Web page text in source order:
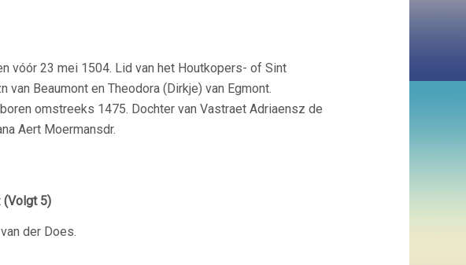
vóór 23 mei 1504. Lid van het Houtkopers- of Sint
Beaumont en Theodora (Dirkje) van Egmont.
omstreeks 1475. Dochter van Vastraet Adriaensz de
Aert Moermansdr.
(Volgt 5)
der Does.